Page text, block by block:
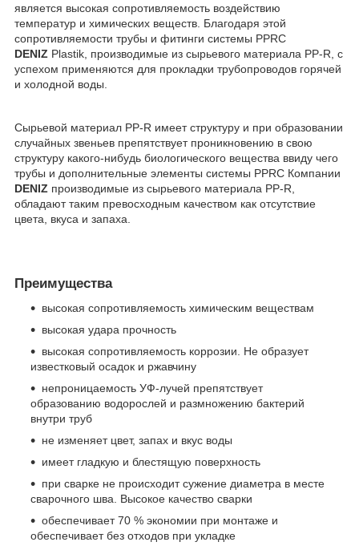
является высокая сопротивляемость воздействию
температур и химических веществ. Благодаря этой
сопротивляемости трубы и фитинги системы PPRC
DENIZ Plastik, производимые из сырьевого материала PP-R, с
успехом применяются для прокладки трубопроводов горячей
и холодной воды.
Сырьевой материал PP-R имеет структуру и при образовании
случайных звеньев препятствует проникновению в свою
структуру какого-нибудь биологического вещества ввиду чего
трубы и дополнительные элементы системы PPRC Компании
DENIZ производимые из сырьевого материала PP-R,
обладают таким превосходным качеством как отсутствие
цвета, вкуса и запаха.
Преимущества
высокая сопротивляемость химическим веществам
высокая удара прочность
высокая сопротивляемость коррозии. Не образует
известковый осадок и ржавчину
непроницаемость УФ-лучей препятствует
образованию водорослей и размножению бактерий
внутри труб
не изменяет цвет, запах и вкус воды
имеет гладкую и блестящую поверхность
при сварке не происходит сужение диаметра в месте
сварочного шва. Высокое качество сварки
обеспечивает 70 % экономии при монтаже и
обеспечивает без отходов при укладке